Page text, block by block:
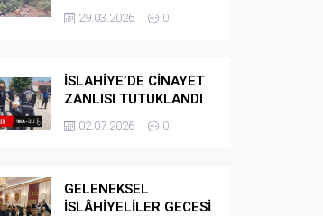
HAYATINI KAYBETTİ
29.03.2026 0
İSLAHİYE’DE CİNAYET
ZANLISI TUTUKLANDI
02.07.2026 0
GELENEKSEL
İSLÂHİYELİLER GECESİ